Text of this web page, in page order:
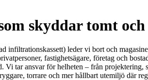
skyddar tomt och
leder vi bort och
fastighetsägare, företag och
Vi tar ansvar för helheten – från
torrare och mer hållbart utemiljö där